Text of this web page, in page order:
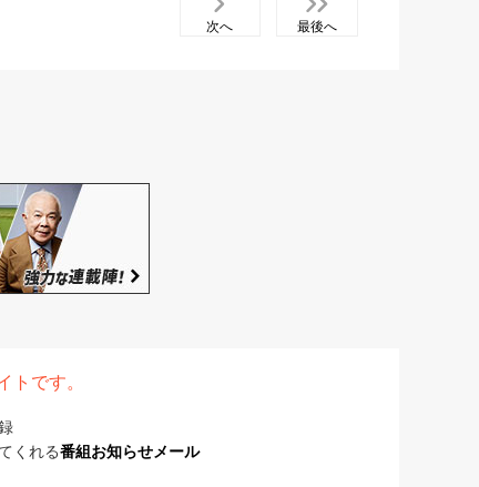
次へ 最後へ
トです。
くれる番組お知らせメール